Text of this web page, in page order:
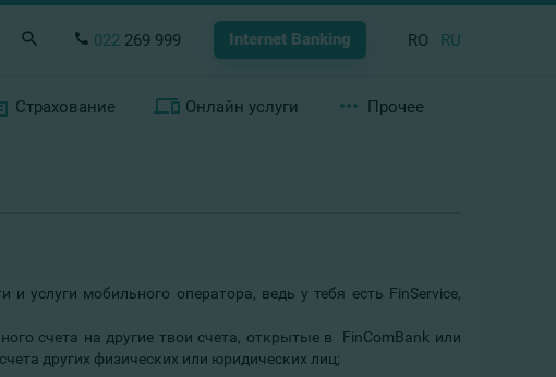
022 269 999 Internet Banking RO RU
Страхование Онлайн услуги Прочее
услуги мобильного оператора, ведь у тебя есть FinService,
счета на другие твои счета, открытые в FinComBank или
других физических или юридических лиц;